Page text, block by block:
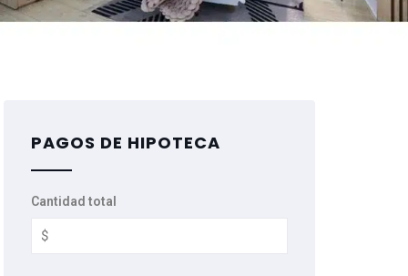
PAGOS DE HIPOTECA
Cantidad total